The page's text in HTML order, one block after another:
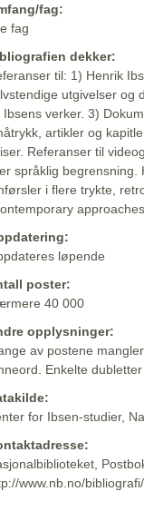
fag:
fag
dekker:
til: 1) Henrik
utgivelser og
Ibsens verker. 3)
artikler og
Referanser til
språklig begrensning.
i flere trykte,
løpende
poster:
40 000
opplysninger:
av postene
Enkelte
for Ibsen-studier,
www.nb.no/